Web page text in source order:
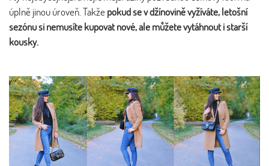
úplně jinou úroveň. Takžepokud se v džínovině vyžíváte, letošní
sezónu si nemusíte kupovat nové, ale můžete vytáhnout i starší
kousky.